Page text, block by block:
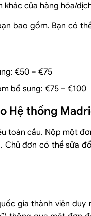
của hàng hóa/
bao gồm. Bạn có
€50 – €75
bổ sung: €75 – €100
Hệ thống
toàn cầu. Nộp một
đơn có thể sửa
gia thành viên duy